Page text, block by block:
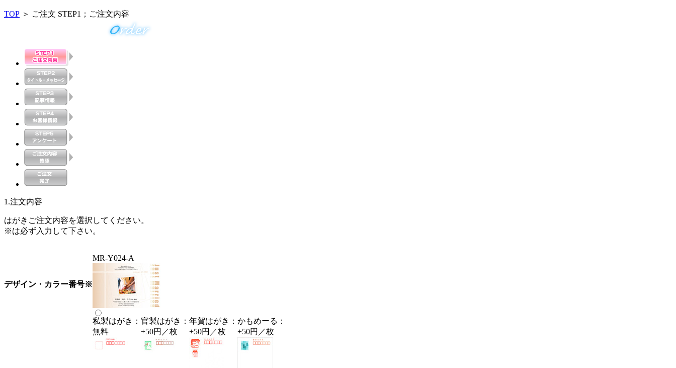
TOP ＞ ご注文 STEP1；ご注文内容
1.注文内容
はがきご注文内容を選択してください。
※は必ず入力して下さい。
デザイン・カラー番号※
MR-Y024-A
私製はがき：
無料
官製はがき：
+50円／枚
年賀はがき：
+50円／枚
かもめーる：
+50円／枚